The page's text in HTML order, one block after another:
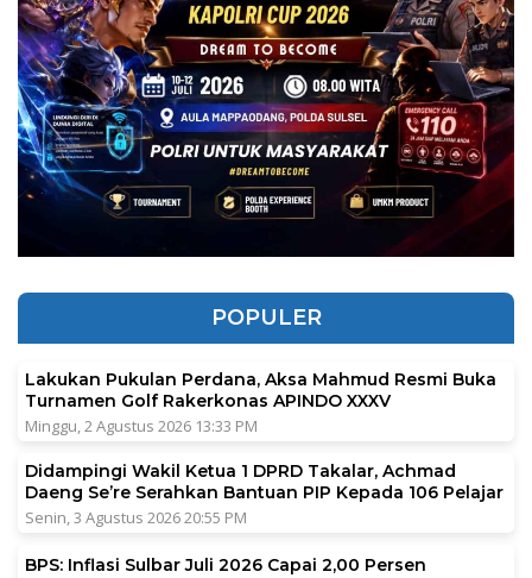
POPULER
Lakukan Pukulan Perdana, Aksa Mahmud Resmi Buka
Turnamen Golf Rakerkonas APINDO XXXV
Minggu, 2 Agustus 2026 13:33 PM
Didampingi Wakil Ketua 1 DPRD Takalar, Achmad
Daeng Se’re Serahkan Bantuan PIP Kepada 106 Pelajar
Senin, 3 Agustus 2026 20:55 PM
BPS: Inflasi Sulbar Juli 2026 Capai 2,00 Persen